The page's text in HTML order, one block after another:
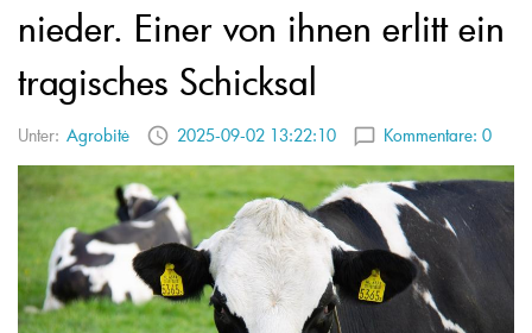
nieder. Einer von ihnen erlitt ein
tragisches Schicksal
Unter: Agrobitė 2025-09-02 13:22:10 Kommentare: 0